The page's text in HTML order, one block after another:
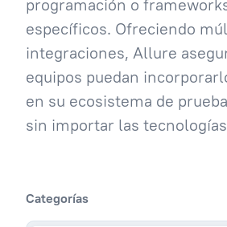
programación o
específicos. Ofreciendo
integraciones, Allure
equipos puedan
en su ecosistema de
sin importar las
Categorías